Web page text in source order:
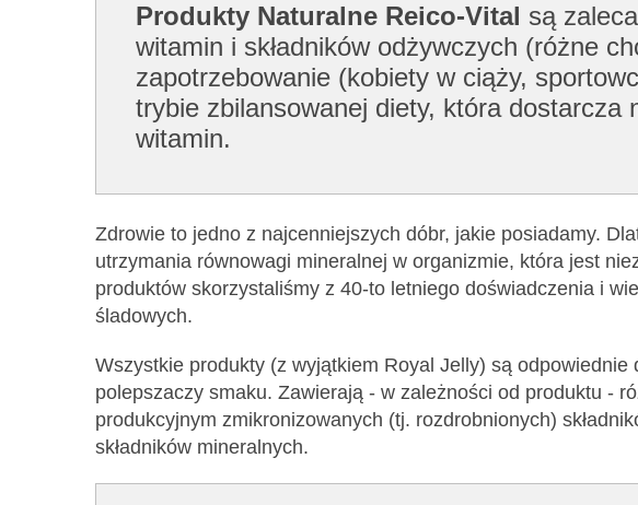
Produkty Naturalne Reico-Vital są
witamin i składników odżywczych (różne
zapotrzebowanie (kobiety w ciąży,
trybie zbilansowanej diety, która dostarcza
witamin.
Zdrowie to jedno z najcenniejszych dóbr, jakie posiadamy.
utrzymania równowagi mineralnej w organizmie, która jest
produktów skorzystaliśmy z 40-to letniego doświadczenia i
śladowych.
Wszystkie produkty (z wyjątkiem Royal Jelly) są
polepszaczy smaku. Zawierają - w zależności od produktu -
produkcyjnym zmikronizowanych (tj. rozdrobnionych)
składników mineralnych.